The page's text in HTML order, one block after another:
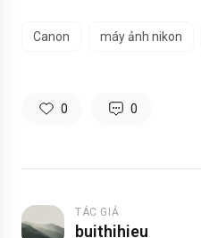
Canon máy ảnh nikon
0 0
TÁC GIẢ
buithihieu